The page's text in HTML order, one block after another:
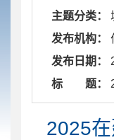
主题分类：
发布机构：
发布日期：
标 题：
2025